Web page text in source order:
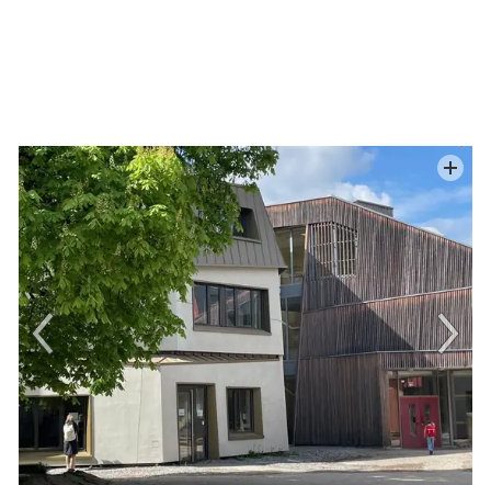
Joachim und Uta Volz-Stiftung
Christel und Hans Dieter Wolfinger-
Stiftung
Meine Stiftung
Gremien
TREUHANDSTIFTUNGEN